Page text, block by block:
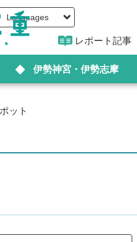
Languages
レポート記事
伊勢神宮・伊勢志摩
ット